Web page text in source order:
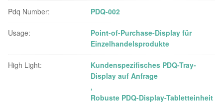
Pdq Number: PDQ-002
Usage:
Point-of-Purchase-Display für
Einzelhandelsprodukte
High Light:
Kundenspezifisches PDQ-Tray-
Display auf Anfrage
,
Robuste PDQ-Display-Tabletteinheit